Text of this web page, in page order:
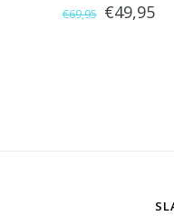
Rose)
€69,95 €49,95